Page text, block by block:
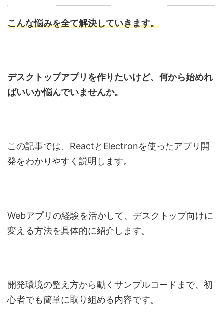
こんな悩みを全て解決していきます。
デスクトップアプリを作りたいけど、何から始めれ
ばいいか悩んでいませんか。
この記事では、ReactとElectronを使ったアプリ開
発をわかりやすく説明します。
Webアプリの経験を活かして、デスクトップ向けに
変える方法を具体的に紹介します。
開発環境の整え方から動くサンプルコードまで、初
心者でも簡単に取り組める内容です。